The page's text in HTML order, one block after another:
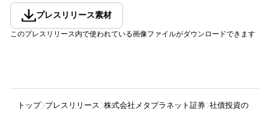
プレスリリース素材
このプレスリリース内で使われている画像ファイルがダウンロードできます
トップ プレスリリース 株式会社メタプラネット証券 社債投資の「